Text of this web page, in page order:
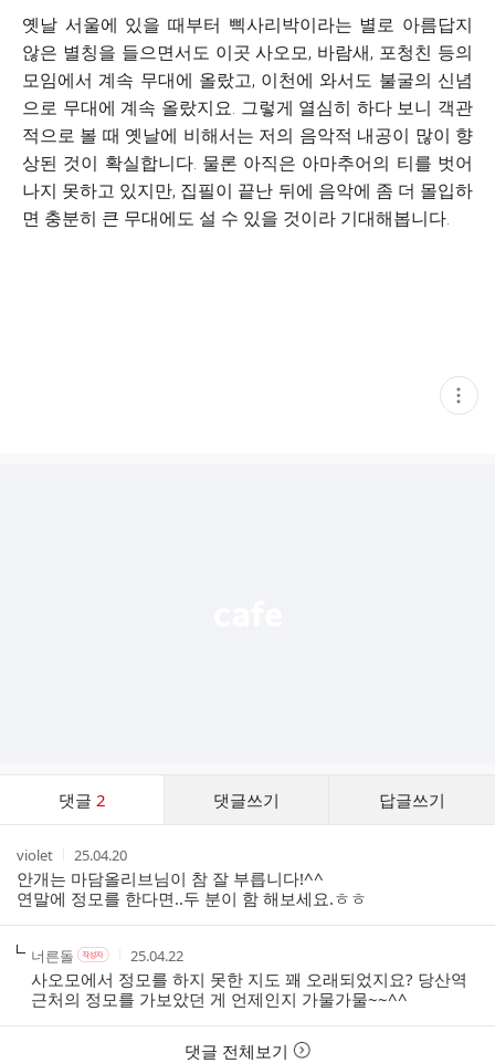
옛날 서울에 있을 때부터 삑사리박이라는 별로 아름답지
않은 별칭을 들으면서도 이곳 사오모, 바람새, 포청친 등의
모임에서 계속 무대에 올랐고, 이천에 와서도 불굴의 신념
으로 무대에 계속 올랐지요. 그렇게 열심히 하다 보니 객관
적으로 볼 때 옛날에 비해서는 저의 음악적 내공이 많이 향
상된 것이 확실합니다. 물론 아직은 아마추어의 티를 벗어
나지 못하고 있지만, 집필이 끝난 뒤에 음악에 좀 더 몰입하
면 충분히 큰 무대에도 설 수 있을 것이라 기대해봅니다.
현
재
댓글 2 댓글쓰기 답글쓰기
트
작
성
자
violet
작
성
시
간
25.04.20
안개는 마담올리브님이 참 잘 부릅니다!^^
연말에 정모를 한다면..두 분이 함 해보세요.ㅎㅎ
작
성
자
너른돌 작
성
자
본
인
작
자
작
성
시
간
25.04.22
사오모에서 정모를 하지 못한 지도 꽤 오래되었지요? 당산역
근처의 정모를 가보았던 게 언제인지 가물가물~~^^
댓글 전체보기